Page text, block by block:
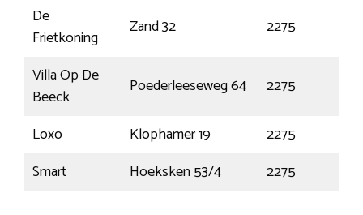
De
Frietkoning
Zand 32 2275
Villa Op De
Beeck
Poederleeseweg 64 2275
Loxo
Klophamer 19 2275
Smart
Hoeksken 53/4 2275